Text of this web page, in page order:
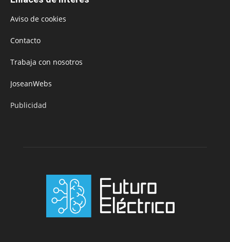
Aviso de cookies
Contacto
Trabaja con nosotros
JoseanWebs
Publicidad